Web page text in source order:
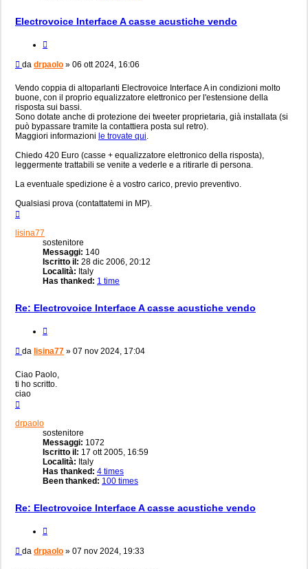
Electrovoice Interface A casse acustiche vendo
Messaggio
da drpaolo » 06 ott 2024, 16:06
Vendo coppia di altoparlanti Electrovoice Interface A in condizioni molto
buone, con il proprio equalizzatore elettronico per l'estensione della
risposta sui bassi.
Sono dotate anche di protezione dei tweeter proprietaria, già installata (si
può bypassare tramite la contattiera posta sul retro).
Maggiori informazioni le trovate qui
Chiedo 420 Euro (casse + equalizzatore elettronico della risposta),
leggermente trattabili se venite a vederle e a ritirarle di persona.
La eventuale spedizione è a vostro carico, previo preventivo.
Qualsiasi prova (contattatemi in MP).
lisina77
sostenitore
Messaggi: 140
Iscritto il: 28 dic 2006, 20:12
Località: Italy
Has thanked: 1 time
Re: Electrovoice Interface A casse acustiche vendo
Messaggio
da lisina77 » 07 nov 2024, 17:04
Ciao Paolo,
ti ho scritto.
ciao
drpaolo
sostenitore
Messaggi: 1072
Iscritto il: 17 ott 2005, 16:59
Località: Italy
Has thanked: 4 times
Been thanked: 100 times
Re: Electrovoice Interface A casse acustiche vendo
Messaggio
da drpaolo » 07 nov 2024, 19:33